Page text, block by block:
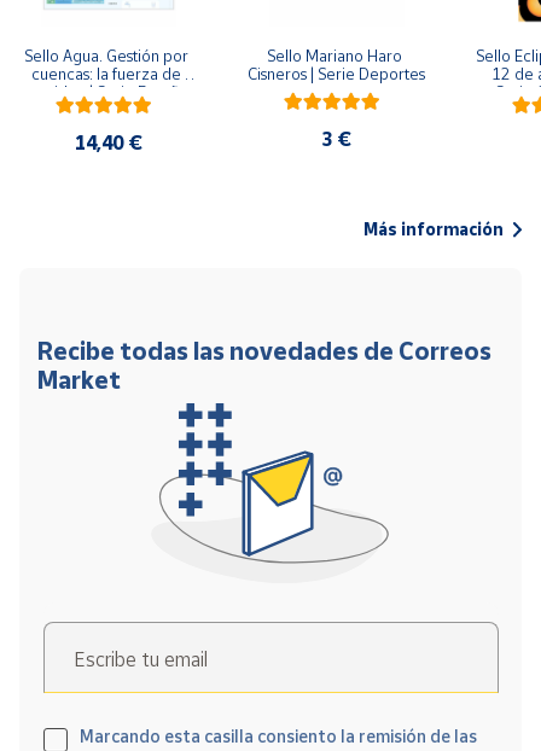
Sello Agua. Gestión por
cuencas: la fuerza de
una idea.| Serie España
ES| Pliego Premium
14,40 €
Sello Mariano Haro
Cisneros | Serie Deportes
3 €
Sello
12 de
Serie
Más información
Recibe todas las novedades de Correos
Market
Escribe tu email
Marcando esta casilla consiento la remisión de las